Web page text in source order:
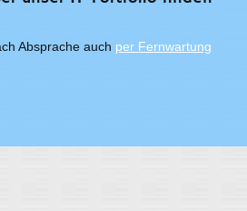
Absprache auch per Fernwartung